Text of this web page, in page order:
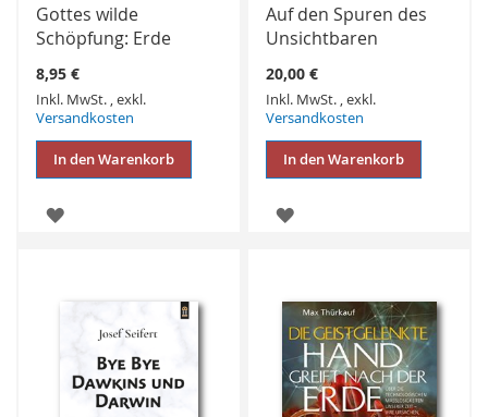
Gottes wilde
Schöpfung: Erde
8,95 €
Inkl. MwSt. ,exkl.
Versandkosten
In den Warenkorb
ZUR
Auf den Spuren des
Unsichtbaren
20,00 €
Inkl. MwSt. ,exkl.
Versandkosten
In den Warenkorb
ZUR